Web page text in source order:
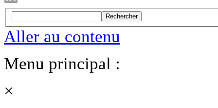
Rechercher
Aller au contenu
Menu principal :
×